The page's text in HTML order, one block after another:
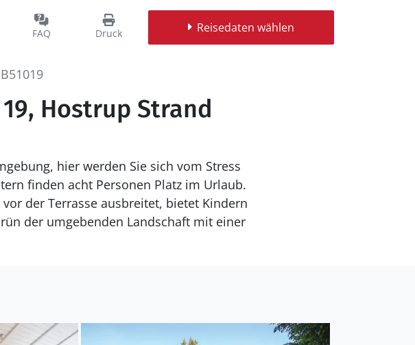
FAQ Druck Reisedaten wählen
Hostrup Strand
hier werden Sie sich vom Stress
finden acht Personen Platz im Urlaub.
der Terrasse ausbreitet, bietet Kindern
der umgebenden Landschaft mit einer